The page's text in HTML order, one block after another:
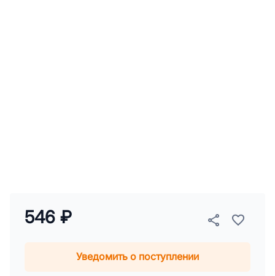
546 ₽
Уведомить о поступлении